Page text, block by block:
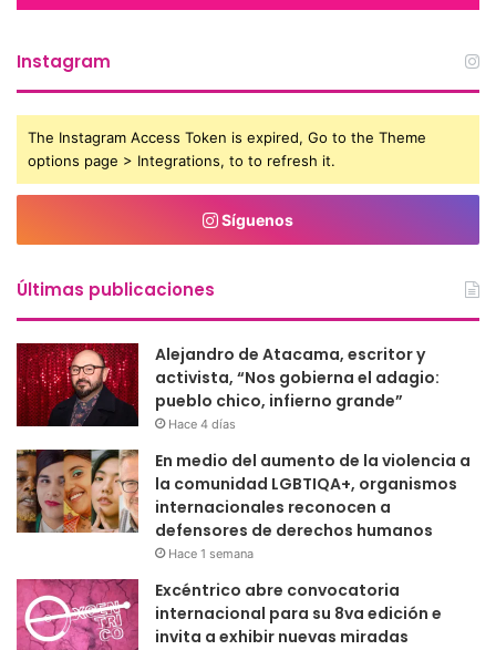
Instagram
The Instagram Access Token is expired, Go to the Theme
options page > Integrations, to to refresh it.
Síguenos
Últimas publicaciones
Alejandro de Atacama, escritor y
activista, “Nos gobierna el adagio:
pueblo chico, infierno grande”
Hace 4 días
En medio del aumento de la violencia a
la comunidad LGBTIQA+, organismos
internacionales reconocen a
defensores de derechos humanos
Hace 1 semana
Excéntrico abre convocatoria
internacional para su 8va edición e
invita a exhibir nuevas miradas